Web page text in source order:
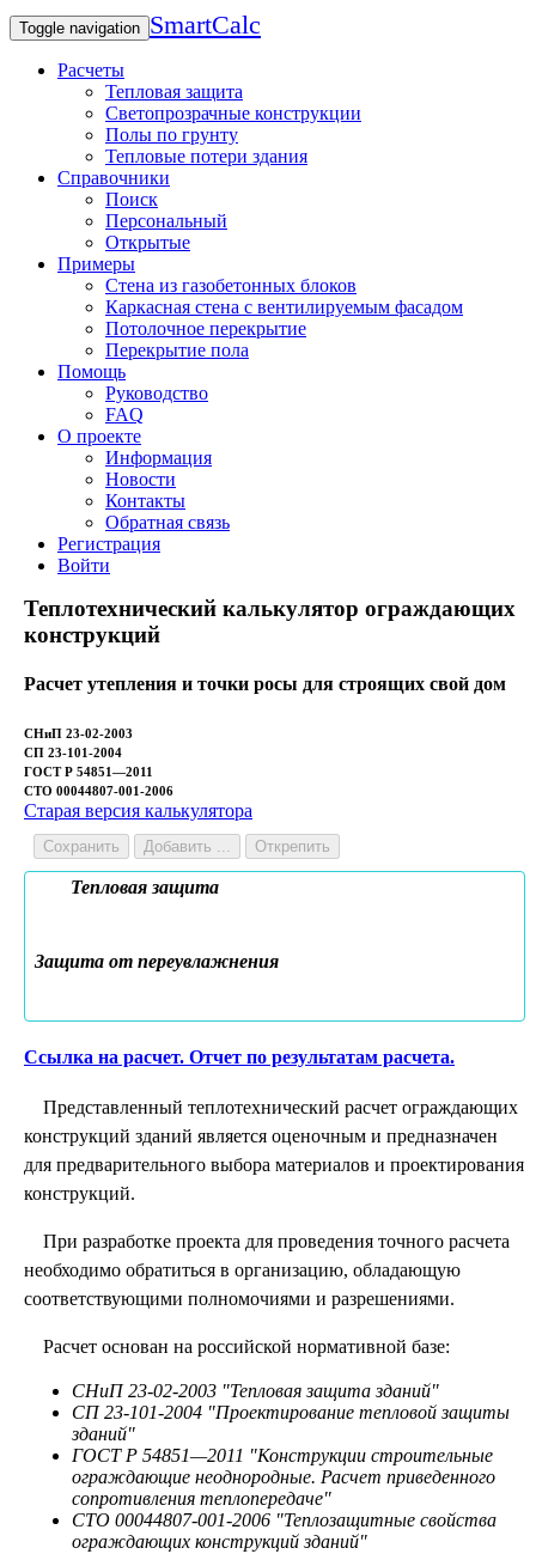
Toggle navigation SmartCalc
Расчеты
Тепловая защита
Светопрозрачные конструкции
Полы по грунту
Тепловые потери здания
Справочники
Поиск
Персональный
Открытые
Примеры
Стена из газобетонных блоков
Каркасная стена с вентилируемым фасадом
Потолочное перекрытие
Перекрытие пола
Помощь
Руководство
FAQ
О проекте
Информация
Новости
Контакты
Обратная связь
Регистрация
Войти
Теплотехнический калькулятор ограждающих
конструкций
Расчет утепления и точки росы для строящих свой дом
СНиП 23-02-2003
СП 23-101-2004
ГОСТ Р 54851—2011
СТО 00044807-001-2006
Старая версия калькулятора
Сохранить Добавить ... Открепить
Тепловая защита
Защита от переувлажнения
Ссылка на расчет. Отчет по результатам расчета.
Представленный теплотехнический расчет ограждающих
конструкций зданий является оценочным и предназначен
для предварительного выбора материалов и проектирования
конструкций.
При разработке проекта для проведения точного расчета
необходимо обратиться в организацию, обладающую
соответствующими полномочиями и разрешениями.
Расчет основан на российской нормативной базе:
СНиП 23-02-2003 "Тепловая защита зданий"
СП 23-101-2004 "Проектирование тепловой защиты
зданий"
ГОСТ Р 54851—2011 "Конструкции строительные
ограждающие неоднородные. Расчет приведенного
сопротивления теплопередаче"
СТО 00044807-001-2006 "Теплозащитные свойства
ограждающих конструкций зданий"